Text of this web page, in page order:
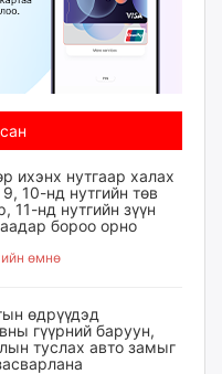
ихэнх нутгаар халах
10-нд нутгийн төв
11-нд нутгийн зүүн
бороо орно
өмнө
өдрүүдэд
гүүрний баруун,
туслах авто замыг